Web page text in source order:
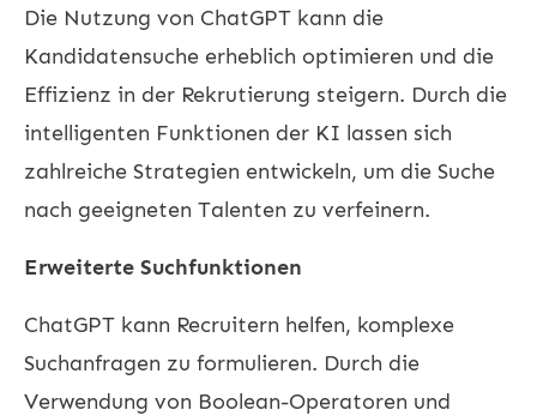
Die Nutzung von ChatGPT kann die
Kandidatensuche erheblich optimieren und die
Effizienz in der Rekrutierung steigern. Durch die
intelligenten Funktionen der KI lassen sich
zahlreiche Strategien entwickeln, um die Suche
nach geeigneten Talenten zu verfeinern.
Erweiterte Suchfunktionen
ChatGPT kann Recruitern helfen, komplexe
Suchanfragen zu formulieren. Durch die
Verwendung von Boolean-Operatoren und